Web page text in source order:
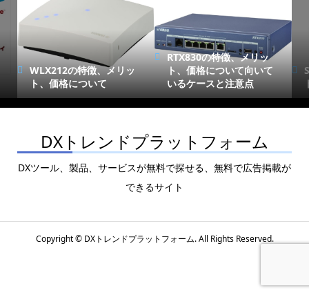
WLX212の特徴、メリッ
ト、価格について
RTX830の特徴、メリッ
ト、価格について向いて
いるケースと注意点
DXトレンドプラットフォーム
DXツール、製品、サービスが無料で探せる、無料で広告掲載が
できるサイト
Copyright ©DXトレンドプラットフォーム. All Rights Reserved.